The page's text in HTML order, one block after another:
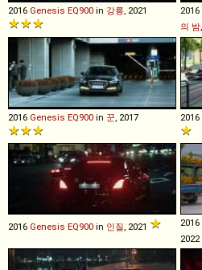
2016 Genesis EQ900 in 강릉 , 2021 2016
의 밤
2016 Genesis EQ900 in 꾼 , 2017 2016
2016 Genesis EQ900 in 인질, 2021 2016
2022